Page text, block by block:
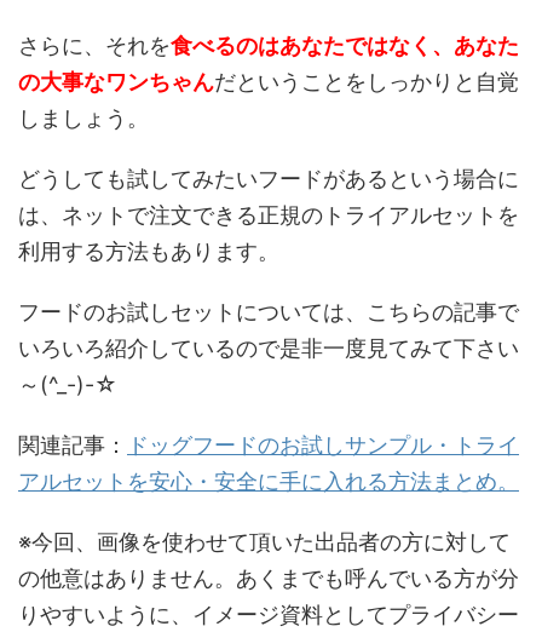
さらに、それを食べるのはあなたではなく、あなた
の大事なワンちゃんだということをしっかりと自覚
しましょう。
どうしても試してみたいフードがあるという場合に
は、ネットで注文できる正規のトライアルセットを
利用する方法もあります。
フードのお試しセットについては、こちらの記事で
いろいろ紹介しているので是非一度見てみて下さい
～(^_-)-☆
関連記事：
ドッグフードのお試しサンプル・トライ
アルセットを安心・安全に手に入れる方法まとめ。
※今回、画像を使わせて頂いた出品者の方に対して
の他意はありません。あくまでも呼んでいる方が分
りやすいように、イメージ資料としてプライバシー